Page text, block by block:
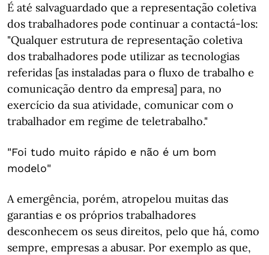
É até salvaguardado que a representação coletiva
dos trabalhadores pode continuar a contactá-los:
"Qualquer estrutura de representação coletiva
dos trabalhadores pode utilizar as tecnologias
referidas [as instaladas para o fluxo de trabalho e
comunicação dentro da empresa] para, no
exercício da sua atividade, comunicar com o
trabalhador em regime de teletrabalho."
"Foi tudo muito rápido e não é um bom
modelo"
A emergência, porém, atropelou muitas das
garantias e os próprios trabalhadores
desconhecem os seus direitos, pelo que há, como
sempre, empresas a abusar. Por exemplo as que,